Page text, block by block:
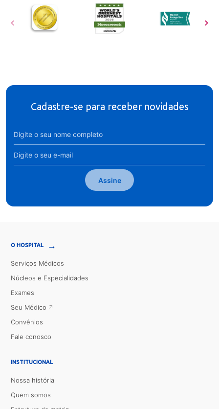
Cadastre-se para receber novidades
Assine
O HOSPITAL →
Serviços Médicos
Núcleos e Especialidades
Exames
Seu Médico
Convênios
Fale conosco
INSTITUCIONAL
Nossa história
Quem somos